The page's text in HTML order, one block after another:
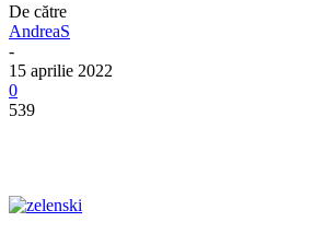
De către
AndreaS
-
15 aprilie 2022
0
539